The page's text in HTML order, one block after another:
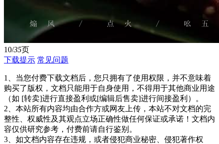
10/35页
下载提示 常见问题
1、当您付费下载文档后，您只拥有了使用权限，并不意味着
购买了版权，文档只能用于自身使用，不得用于其他商业用途
（如 [转卖]进行直接盈利或[编辑后售卖]进行间接盈利）。
2、本站所有内容均由合作方或网友上传，本站不对文档的完
整性、权威性及其观点立场正确性做任何保证或承诺！文档内
容仅供研究参考，付费前请自行鉴别。
3、如文档内容存在违规，或者侵犯商业秘密、侵犯著作权